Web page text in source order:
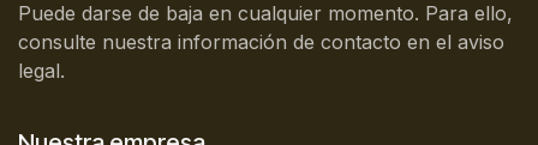
Puede darse de baja en cualquier momento. Para ello,
consulte nuestra información de contacto en el aviso
legal.